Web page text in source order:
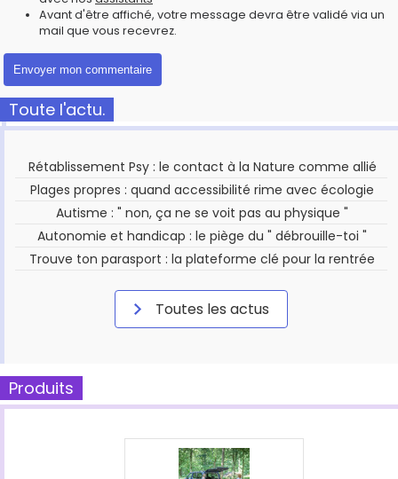
Avant d'être affiché, votre message devra être validé via un
mail que vous recevrez.
Toute l'actu.
Rétablissement Psy : le contact à la Nature comme allié
Plages propres : quand accessibilité rime avec écologie
Autisme : " non, ça ne se voit pas au physique "
Autonomie et handicap : le piège du " débrouille-toi "
Trouve ton parasport : la plateforme clé pour la rentrée
Toutes les actus
Produits